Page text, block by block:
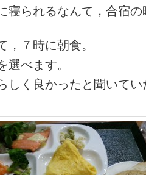
寝られるなんて，合宿
７時に朝食。
べます。
しく良かったと聞いて